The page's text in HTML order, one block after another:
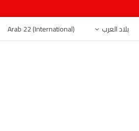
بلاد العرب Arab 22 (International)